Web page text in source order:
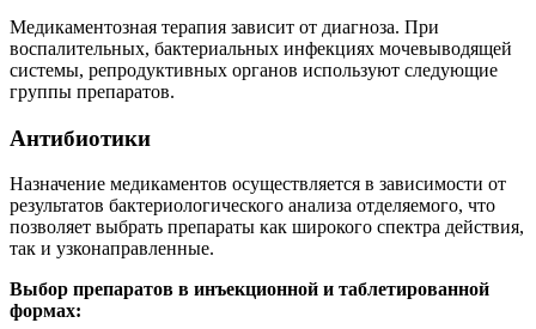
Медикаментозная терапия зависит от диагноза. При
воспалительных, бактериальных инфекциях мочевыводящей
системы, репродуктивных органов используют следующие
группы препаратов.
Антибиотики
Назначение медикаментов осуществляется в зависимости от
результатов бактериологического анализа отделяемого, что
позволяет выбрать препараты как широкого спектра действия,
так и узконаправленные.
Выбор препаратов в инъекционной и таблетированной
формах: